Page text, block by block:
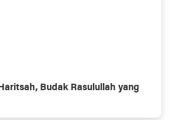
Budak Rasulullah yang